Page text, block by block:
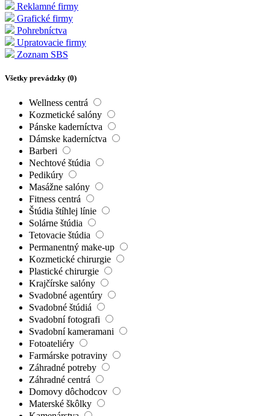
Reklamné firmy
Grafické firmy
Pohrebníctva
Upratovacie firmy
Zoznam SBS
Všetky prevádzky (0)
Wellness centrá
Kozmetické salóny
Pánske kaderníctva
Dámske kaderníctva
Barberi
Nechtové štúdia
Pedikúry
Masážne salóny
Fitness centrá
Štúdia štíhlej línie
Solárne štúdia
Tetovacie štúdia
Permanentný make-up
Kozmetické chirurgie
Plastické chirurgie
Krajčírske salóny
Svadobné agentúry
Svadobné štúdiá
Svadobní fotografi
Svadobní kameramani
Fotoateliéry
Farmárske potraviny
Záhradné potreby
Záhradné centrá
Domovy dôchodcov
Materské škôlky